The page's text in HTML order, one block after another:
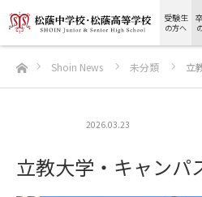
受験生
の方へ
ホームShoin News 未分類 立
2026.03.23
立教大学・キャンパ